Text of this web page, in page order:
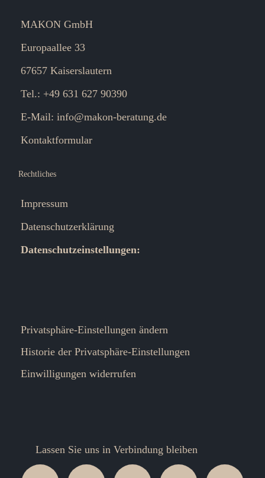
MAKON GmbH
Europaallee 33
67657 Kaiserslautern
Tel.: +49 631 627 90390
E-Mail: info@makon-beratung.de
Kontaktformular
Rechtliches
Impressum
Datenschutzerklärung
Datenschutzeinstellungen:
Privatsphäre-Einstellungen ändern
Historie der Privatsphäre-Einstellungen
Einwilligungen widerrufen
Lassen Sie uns in Verbindung bleiben